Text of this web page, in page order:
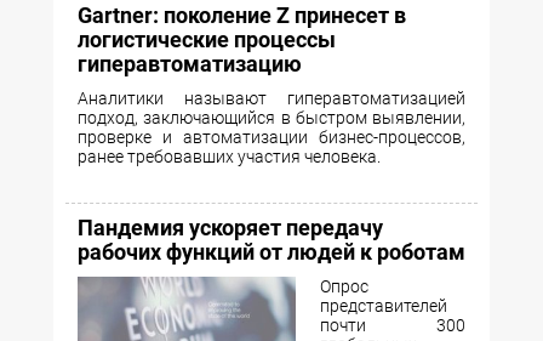
Gartner: поколение Z принесет в
логистические процессы
гиперавтоматизацию
Аналитики называют гиперавтоматизацией
подход, заключающийся в быстром выявлении,
проверке и автоматизации бизнес-процессов,
ранее требовавших участия человека.
Пандемия ускоряет передачу
рабочих функций от людей к роботам
Опрос
представителей
почти 300